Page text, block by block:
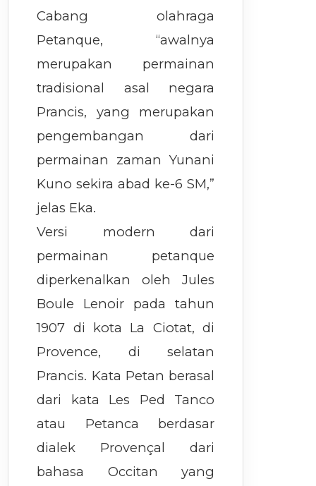
Cabang olahraga
Petanque, “awalnya
merupakan permainan
tradisional asal negara
Prancis, yang merupakan
pengembangan dari
permainan zaman Yunani
Kuno sekira abad ke-6 SM,”
jelas Eka.
Versi modern dari
permainan petanque
diperkenalkan oleh Jules
Boule Lenoir pada tahun
1907 di kota La Ciotat, di
Provence, di selatan
Prancis. Kata Petan berasal
dari kata Les Ped Tanco
atau Petanca berdasar
dialek Provençal dari
bahasa Occitan yang